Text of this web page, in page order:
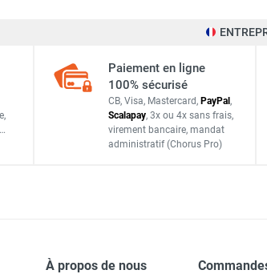
33 E - TROTEC Paiement en ligne
100% sécurisé
CB, Visa, Mastercard, PayPal,
Scalapay, 3x ou 4x sans frais,
virement bancaire, mandat
administratif (Chorus Pro)
À propos de nous